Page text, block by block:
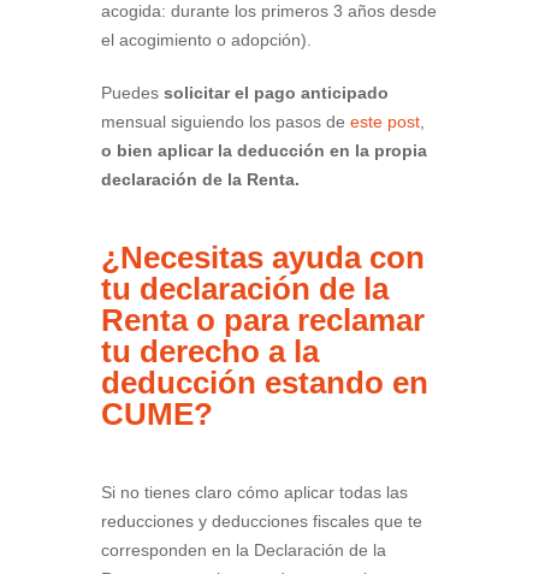
acogida: durante los primeros 3 años desde
el acogimiento o adopción).
Puedes solicitar el pago anticipado
mensual siguiendo los pasos de este post,
o bien aplicar la deducción en la propia
declaración de la Renta.
¿Necesitas ayuda con
tu declaración de la
Renta o para reclamar
tu derecho a la
deducción estando en
CUME?
Si no tienes claro cómo aplicar todas las
reducciones y deducciones fiscales que te
corresponden en la Declaración de la